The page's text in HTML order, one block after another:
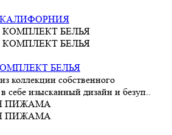
КАЛИФОРНИЯ
БЕЛЬЯ
коллекции собственного
себе изысканный дизайн и безуп..